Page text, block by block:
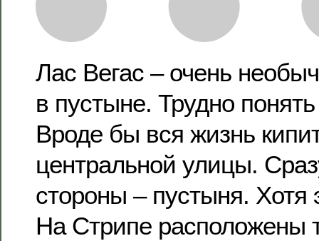
Лас Вегас – очень
в пустыне. Трудно
Вроде бы вся жизнь
центральной улицы.
стороны – пустыня. Хотя
На Стрипе расположены